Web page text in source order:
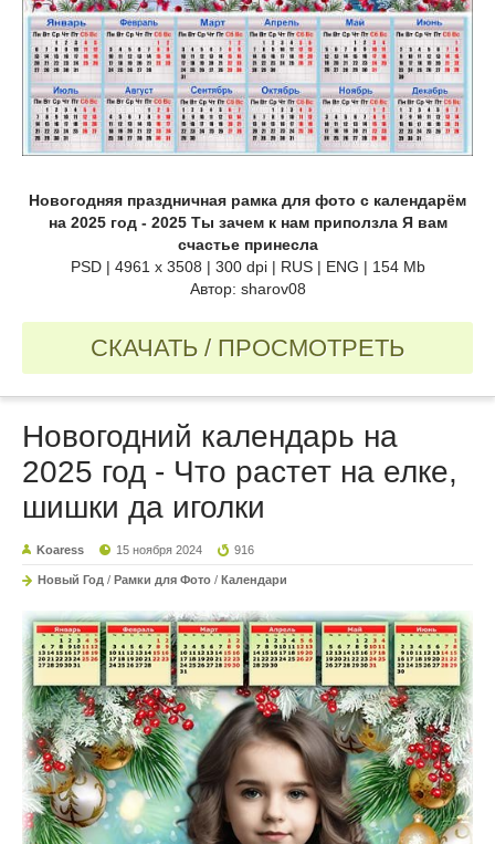
Новогодняя праздничная рамка для фото с календарём
на 2025 год - 2025 Ты зачем к нам приползла Я вам
счастье принесла
PSD | 4961 х 3508 | 300 dpi | RUS | ENG | 154 Mb
Автор: sharov08
СКАЧАТЬ / ПРОСМОТРЕТЬ
Новогодний календарь на
2025 год - Что растет на елке,
шишки да иголки
Koaress 15 ноября 2024 916
Новый Год / Рамки для Фото / Календари